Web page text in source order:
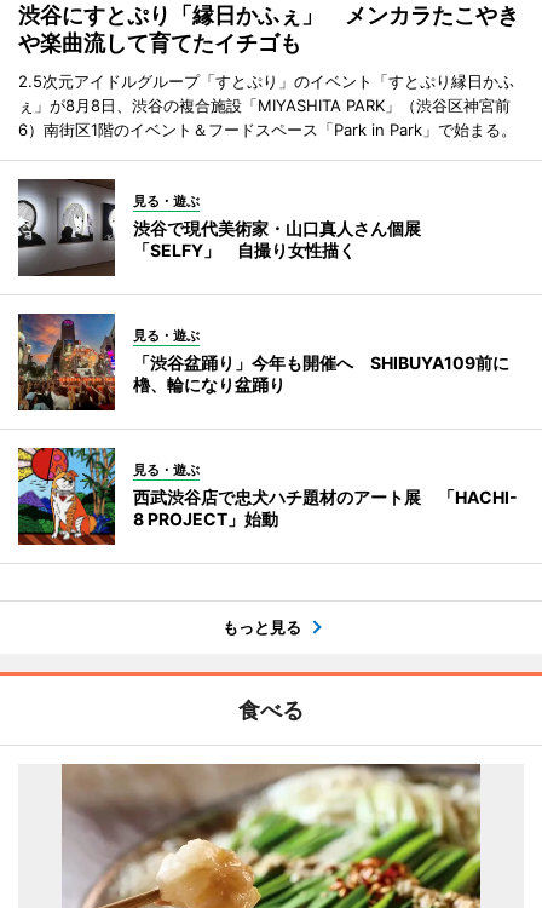
渋谷にすとぷり「縁日かふぇ」 メンカラたこやき
や楽曲流して育てたイチゴも
2.5次元アイドルグループ「すとぷり」のイベント「すとぷり縁日かふ
ぇ」が8月8日、渋谷の複合施設「MIYASHITA PARK」（渋谷区神宮前
6）南街区1階のイベント＆フードスペース「Park in Park」で始まる。
見る・遊ぶ
渋谷で現代美術家・山口真人さん個展
「SELFY」 自撮り女性描く
見る・遊ぶ
「渋谷盆踊り」今年も開催へ SHIBUYA109前に
櫓、輪になり盆踊り
見る・遊ぶ
西武渋谷店で忠犬ハチ題材のアート展 「HACHI-
8 PROJECT」始動
もっと見る
食べる